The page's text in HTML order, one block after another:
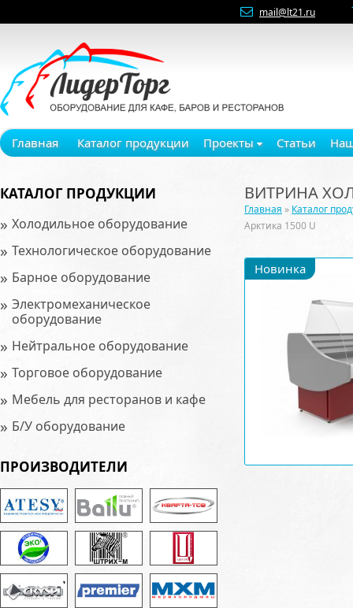
mail@lt21.ru
Главная Каталог продукции Проекты Статьи
КАТАЛОГ ПРОДУКЦИИ
» Холодильное оборудование
» Технологическое оборудование
» Барное оборудование
» Электромеханическое
оборудование
» Нейтральное оборудование
» Торговое оборудование
» Мебель для ресторанов и кафе
» Б/У оборудование
ПРОИЗВОДИТЕЛИ
ВИТРИНА
Главная » Каталог
Арктика 1500 U
Новинка